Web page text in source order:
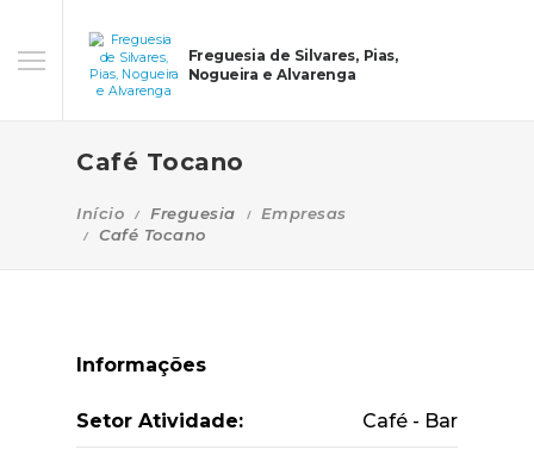
Freguesia de Silvares, Pias,
Nogueira e Alvarenga
Café Tocano
Início Freguesia
Empresas
Café Tocano
Informações
Setor Atividade: Café - Bar